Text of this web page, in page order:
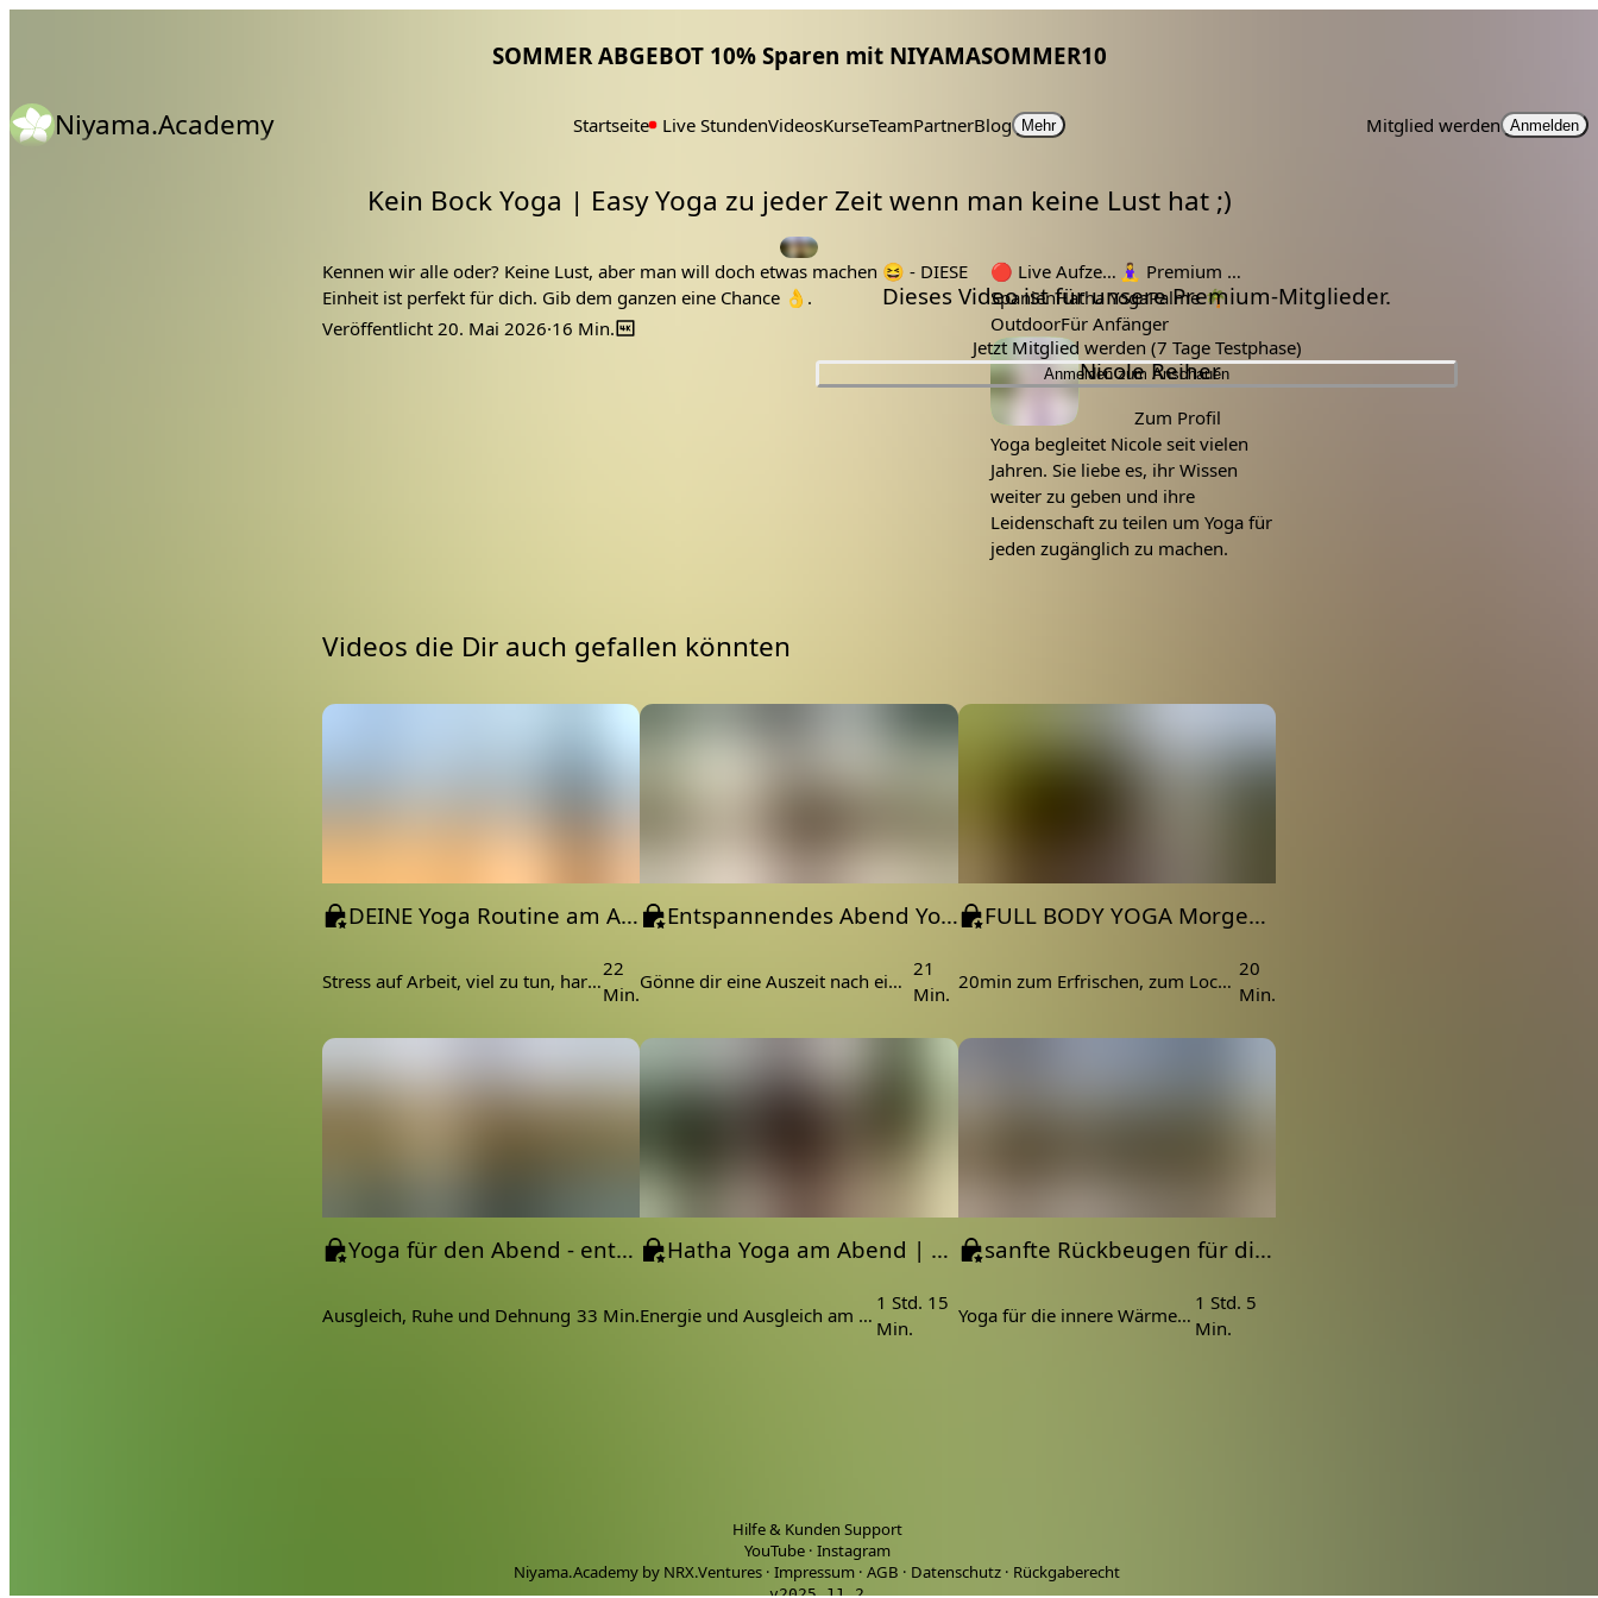
SOMMER ABGEBOT 10% Sparen mit NIYAMASOMMER10
Niyama.Academy Startseite Live StundenVideosKurseTeamPartnerBlog Mehr Mitglied werden Anmelden
Kein Bock Yoga | Easy Yoga zu jeder Zeit wenn man keine Lust hat ;)
Dieses Video ist für unsere Premium-Mitglieder.
Jetzt Mitglied werden (7 Tage Testphase)
Anmelden zum Anschauen
Kennen wir alle oder? Keine Lust, aber man will doch etwas machen 😆 - DIESE
Einheit ist perfekt für dich. Gib dem ganzen eine Chance 👌.
Veröffentlicht 20. Mai 2026·16 Min.
Tags:
🔴 Live Aufzeichnung 🧘‍♀️ Premium Mitglieder
SpanienHatha YogaPalme 🌴
OutdoorFür Anfänger
15min
20min
25min
Für Anfänger
Hatha Yoga für Anfänger
Kostenlos
Nicole Reiher
Yoga
Yoga mit Nicole Reiher
abendyoga
am abend
dehnen
einfach
einfaches yoga
einheit
freude
ganzer körper
keine Lust
kurz
leicht
lockeres yogamobilisieren
simple
stress abbauen
wohl fühlen
yoga für den abend
yoga zum abschalten
yoga zum spaß
Lehrer:
Nicole Reiher
Zum Profil
Yoga begleitet Nicole seit vielen
Jahren. Sie liebe es, ihr Wissen
weiter zu geben und ihre
Leidenschaft zu teilen um Yoga für
jeden zugänglich zu machen.
Videos die Dir auch gefallen könnten
DEINE Yoga Routine am Abend | perfekt zum runter kommen
Stress auf Arbeit, viel zu tun, hartes Workout - diese Einheit ist DIE perfekte Yoga Routine
22
Min.
Entspannendes Abend Yoga | 20 Min Hatha Übungen mit Hilfsmitteln zum Stressabbau
Gönne dir eine Auszeit nach einem langen Tag
21
Min.
FULL BODY YOGA Morgen Routine | Dehnen, Öffnen & Aktivieren
20min zum Erfrischen, zum Lockern, Dehnen und Aktivieren.
20
Min.
Yoga für den Abend - entspannen und sanft dehnen in 30min mit Nadi Shodhana Pranayama
Ausgleich, Ruhe und Dehnung 33 Min.
Hatha Yoga am Abend | 75 min
Energie und Ausgleich am Abend finden
1 Std. 15
Min.
sanfte Rückbeugen für die Integration der LIEBE 💞 | Herzchakra
Yoga für die innere Wärme und Liebe
1 Std. 5
Min.
Hilfe & Kunden Support
YouTube · Instagram
Niyama.Academy by NRX.Ventures · Impressum · AGB · Datenschutz · Rückgaberecht
v2025.11.2